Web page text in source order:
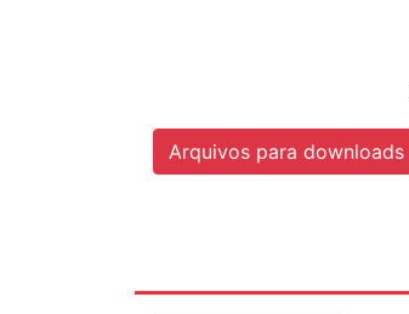
Arquivos para downloads